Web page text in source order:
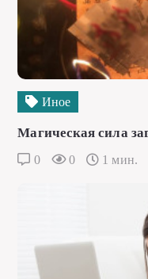
Иное
Магическая сила
0 0 1 мин.